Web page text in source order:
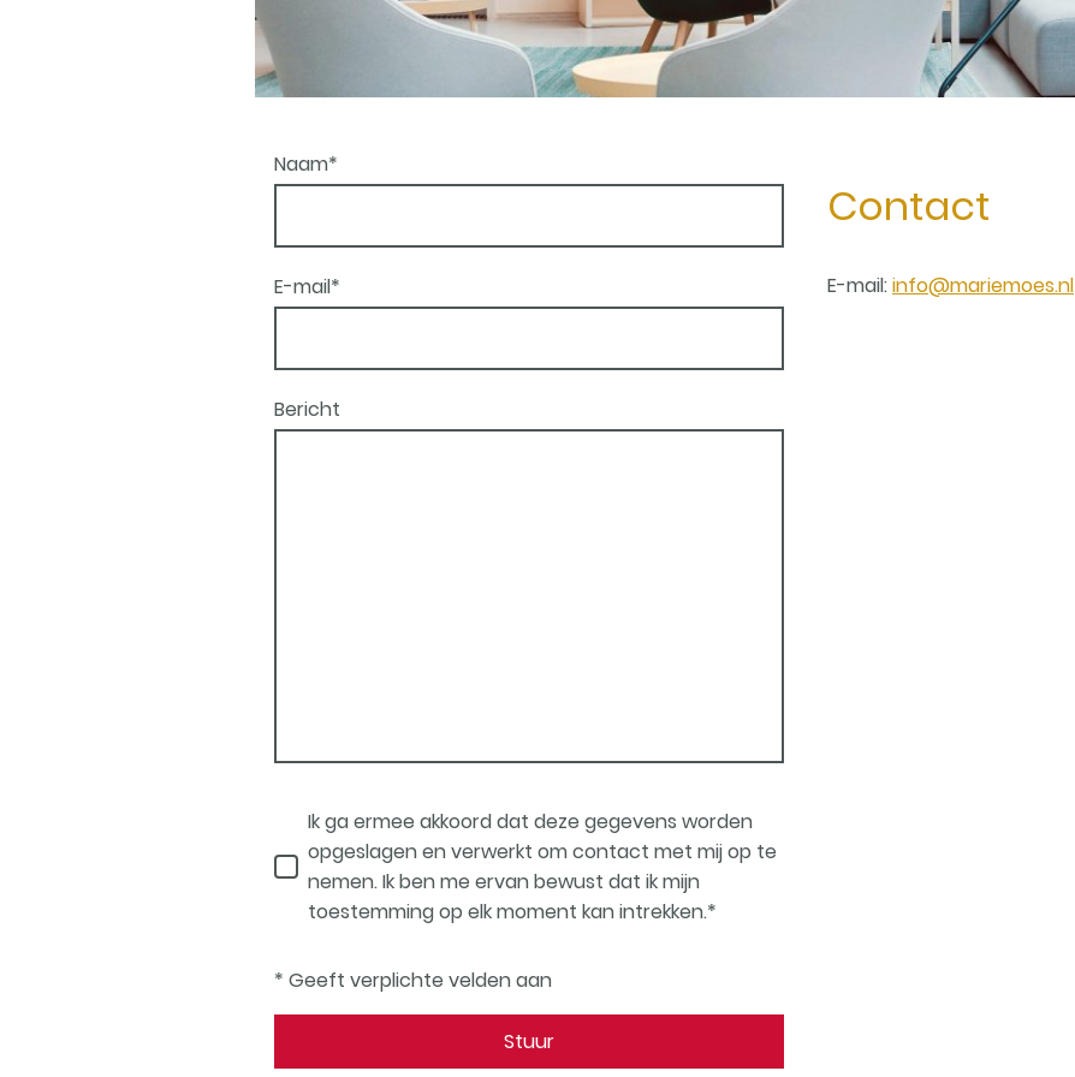
Naam*
E-mail*
Bericht
Ik ga ermee akkoord dat deze gegevens worden
opgeslagen en verwerkt om contact met mij op te
nemen. Ik ben me ervan bewust dat ik mijn
toestemming op elk moment kan intrekken.*
* Geeft verplichte velden aan
Stuur
Contact
E-mail:info@mariemoes.nl